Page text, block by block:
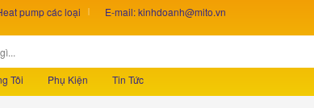
pump các loại E-mail: kinhdoanh@mito.vn
Tôi Phụ Kiện Tin Tức